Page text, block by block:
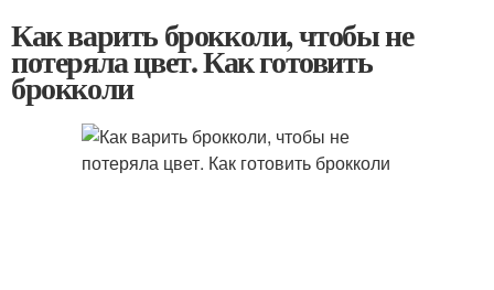
Как варить брокколи, чтобы не
потеряла цвет. Как готовить
брокколи